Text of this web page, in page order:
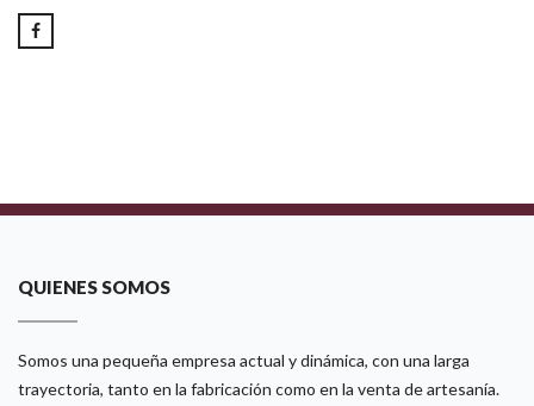
QUIENES SOMOS
Somos una pequeña empresa actual y dinámica, con una larga
trayectoria, tanto en la fabricación como en la venta de artesanía.